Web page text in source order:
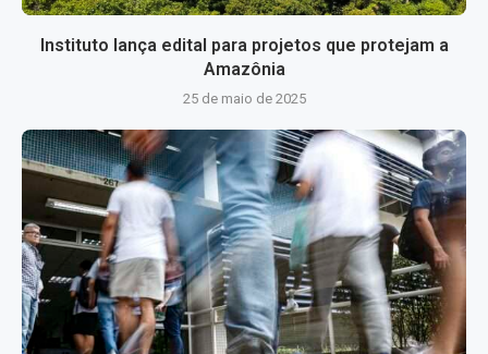
Instituto lança edital para projetos que protejam a
Amazônia
25 de maio de 2025